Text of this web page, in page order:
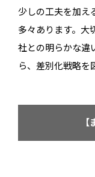
少しの工夫を加え
多々あります。大
社との明らかな違
ら、差別化戦略を